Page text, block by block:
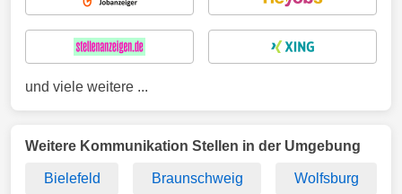
und viele weitere ...
Weitere Kommunikation Stellen in der Umgebung
Bielefeld Braunschweig Wolfsburg